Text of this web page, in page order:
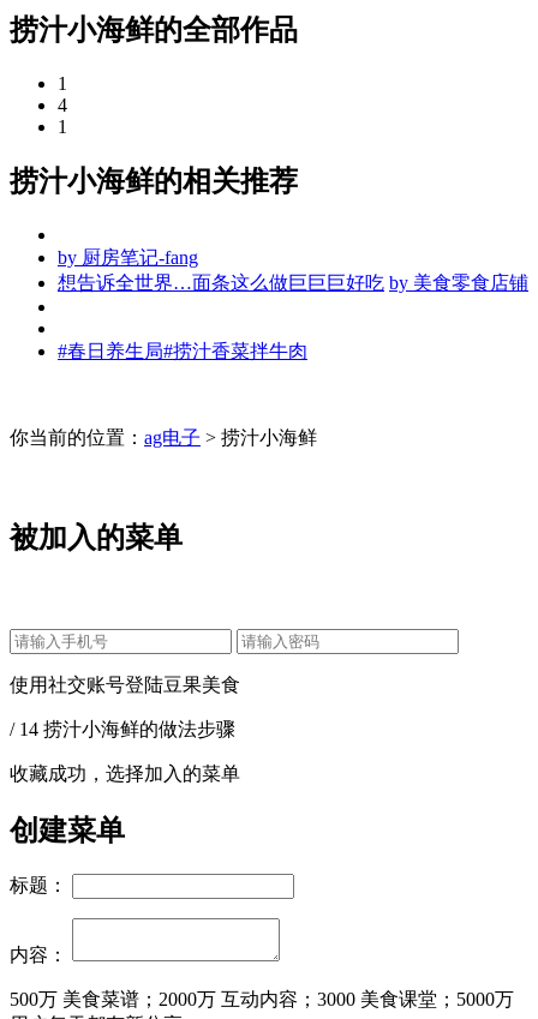
捞汁小海鲜的全部作品
1
4
1
捞汁小海鲜的相关推荐
by 厨房笔记-fang
想告诉全世界…面条这么做巨巨巨好吃 by 美食零食店铺
#春日养生局#捞汁香菜拌牛肉
你当前的位置： ag电子 > 捞汁小海鲜
被加入的菜单
使用社交账号登陆豆果美食
/ 14 捞汁小海鲜的做法步骤
收藏成功，选择加入的菜单
创建菜单
标题：
内容：
500万 美食菜谱； 2000万 互动内容； 3000 美食课堂； 5000万